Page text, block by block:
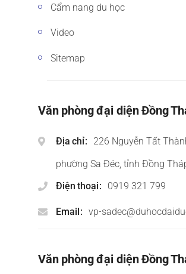
Cẩm nang du học
Video
Sitemap
Văn phòng đại diện Đồng
Địa chỉ
226 Nguyễn Tất
phường Sa Đéc, tỉnh Đồng
Điện thoại
0919 321 799
Email vp-
Văn phòng đại diện Đồng